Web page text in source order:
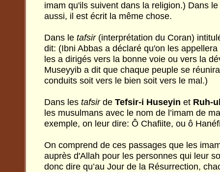
imam qu'ils suivent dans la religion.) Dans
aussi, il est écrit la même chose.
Dans le tafsir(interprétation du Coran)
dit: (Ibni Abbas a déclaré qu'on les
les a dirigés vers la bonne voie ou vers la
Museyyib a dit que chaque peuple se
conduits soit vers le bien soit vers le mal.)
Dans les tafsir de Tefsir-i Huseyin et Ruh-
les musulmans avec le nom de l’imam de
exemple, on leur dire: Ô Chafiite, ou ô
On comprend de ces passages que les
auprès d'Allah pour les personnes qui leur
donc dire qu’au Jour de la Résurrection,